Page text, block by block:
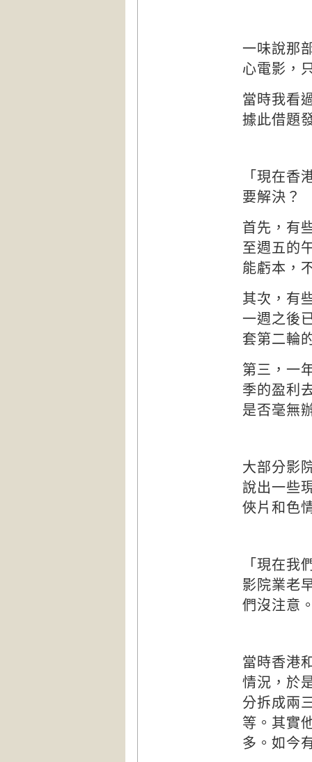
一味說那
心電影，
當時我看
據此借題
「現在香
要解決？
首先，有
至週五的
能虧本，
其次，有
一週之後
套第二輪
第三，一
季的盈利
是否毫無
大部分影
說出一些
俠片和色
「現在我
影院業老
們沒注意
當時香港
情況，於
分拆成兩
等。其實
多。如今